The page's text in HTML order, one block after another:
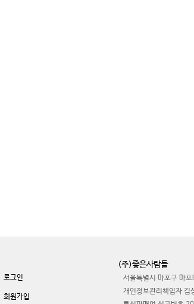
로그인
회원가입
(주)좋은사람들
서울특별시 마포구 마
개인정보관리책임자 김